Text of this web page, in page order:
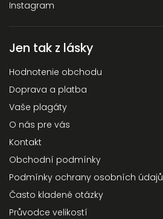
Instagram
Jen tak z lásky
Hodnotenie obchodu
Doprava a platba
Vaše plagáty
O nás pre vás
Kontakt
Obchodní podmínky
Podmínky ochrany osobních údajů
Často kladené otázky
Průvodce velikostí